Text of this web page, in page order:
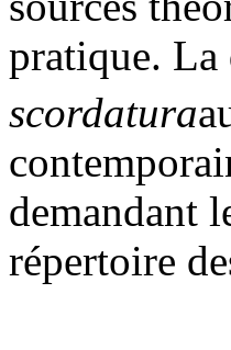
pratique. La
scordatura
demandant
répertoire